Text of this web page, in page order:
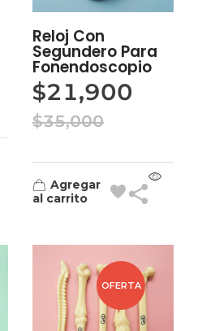
Reloj Con
Segundero Para
Fonendoscopio
$21,900
$35,000
Agregar
al carrito
OFERTA